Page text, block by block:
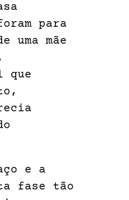
para
uma mãe
que
e a
fase tão